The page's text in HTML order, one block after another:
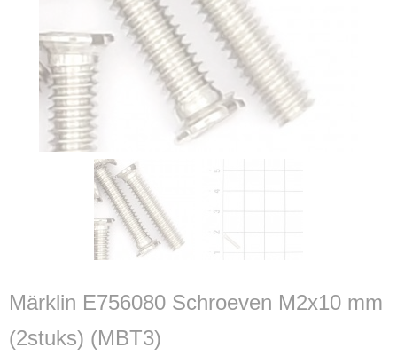
Märklin E756080 Schroeven M2x10 mm
(2stuks) (MBT3)